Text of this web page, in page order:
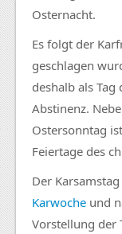
Osternacht.
Es folgt der
geschlagen
deshalb als
Abstinenz.
Ostersonntag
Feiertage des
Der
Karwoche und
Vorstellung der